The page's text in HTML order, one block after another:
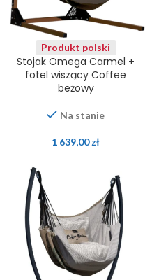
Produkt polski
Stojak Omega Carmel +
fotel wiszący Coffee
beżowy
Na stanie
1 639,00zł